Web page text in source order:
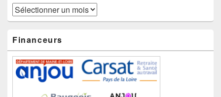
Archives
Financeurs